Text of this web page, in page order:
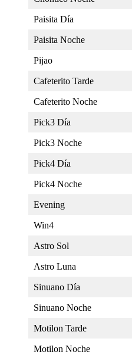
Paisita Día
Paisita Noche
Pijao
Cafeterito Tarde
Cafeterito Noche
Pick3 Día
Pick3 Noche
Pick4 Día
Pick4 Noche
Evening
Win4
Astro Sol
Astro Luna
Sinuano Día
Sinuano Noche
Motilon Tarde
Motilon Noche